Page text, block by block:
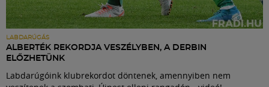
LABDARÚGÁS
ALBERTÉK REKORDJA VESZÉLYBEN, A DERBIN
ELŐZHETÜNK
Labdarúgóink klubrekordot döntenek, amennyiben nem
Shop